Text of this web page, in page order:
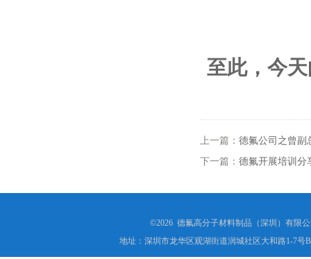
至此，今
上一篇： 德氟公司之曾副
下一篇： 德氟开展培训分
©2026 德氟高分子材料制品（深圳）有限
地址：深圳市龙华区观湖街道润城社区大和路1-7号